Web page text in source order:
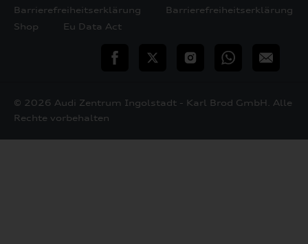
Barrierefreiheitserklärung
Barrierefreiheitserklärung
Shop
Eu Data Act
teilen Twitter InstagramWhatsApp
E-
© 2026 Audi Zentrum Ingolstadt - Karl Brod GmbH. Alle
Rechte vorbehalten